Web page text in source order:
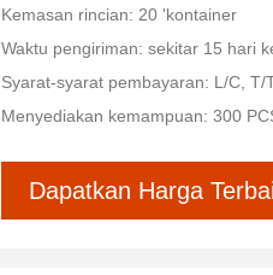
Kemasan rincian: 20 'kontainer
Waktu pengiriman: sekitar 15 hari
Syarat-syarat pembayaran: L/C, T/
Menyediakan kemampuan: 300
Dapatkan Harga